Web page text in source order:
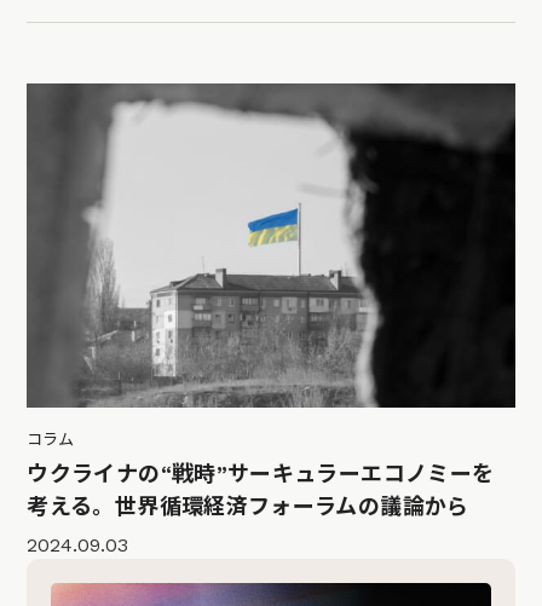
コラム
ウクライナの“戦時”サーキュラーエコノミーを
考える。世界循環経済フォーラムの議論から
2024.09.03